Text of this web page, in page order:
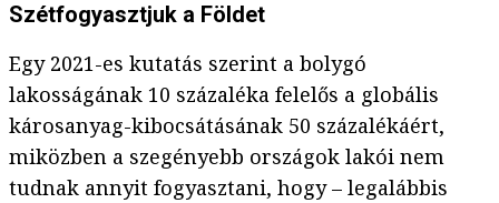
Szétfogyasztjuk a Földet
Egy 2021-es kutatás szerint a bolygó
lakosságának 10 százaléka felelős a globális
károsanyag-kibocsátásának 50 százalékáért,
miközben a szegényebb országok lakói nem
tudnak annyit fogyasztani, hogy – legalábbis